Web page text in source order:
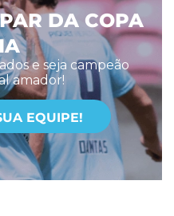
DA COPA
e seja campeão
amador!
EQUIPE!